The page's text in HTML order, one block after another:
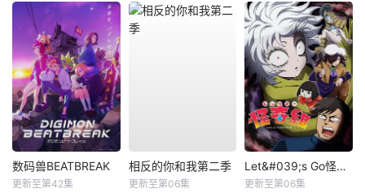
数码兽BEATBREAK
更新至第42集
相反的你和我第二季
更新至第06集
Let&#039;s Go怪奇组
更新至第06集